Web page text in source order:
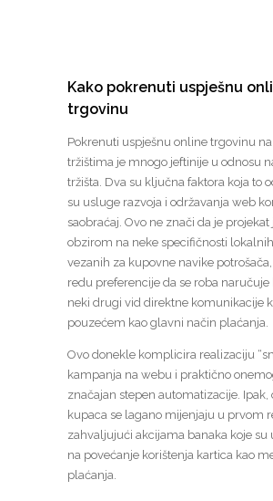
Kako pokrenuti uspješnu
trgovinu
Pokrenuti uspješnu online trgovinu
tržištima je mnogo jeftinije u odnosu
tržišta. Dva su ključna faktora koja to
su usluge razvoja i održavanja web
saobraćaj. Ovo ne znači da je
obzirom na neke specifičnosti
vezanih za kupovne navike
redu preferencije da se roba
neki drugi vid direktne komunikacije
pouzećem kao glavni način plaćanja.
Ovo donekle komplicira realizaciju
kampanja na webu i praktično
značajan stepen automatizacije. Ipak,
kupaca se lagano mijenjaju u prvom
zahvaljujući akcijama banaka koje su
na povećanje korištenja kartica kao
plaćanja.